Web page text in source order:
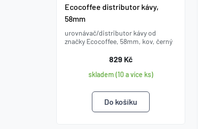
Ecocoffee distributor kávy,
58mm
urovnávač/distributor kávy od
značky Ecocoffee, 58mm, kov, černý
829 Kč
skladem (10 a více ks)